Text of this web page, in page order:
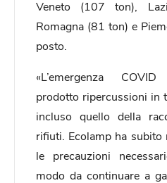
Veneto (107 ton),
Romagna (81 ton) e
posto.
«L’emergenza
prodotto ripercussioni in
incluso quello della
rifiuti. Ecolamp ha subito
le precauzioni
modo da continuare a